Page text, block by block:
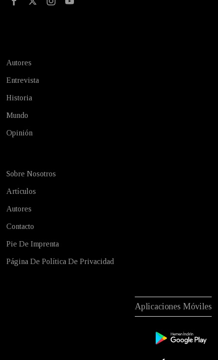
Autores
Entrevista
Historia
Mundo
Opinión
Sobre Nosotros
Artículos
Autores
Contacto
Pie De Imprenta
Página De Política De Privacidad
Aplicaciones Móviles